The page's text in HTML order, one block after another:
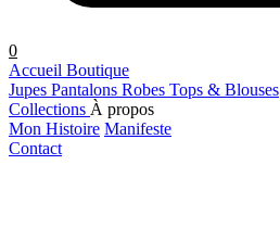
0
Accueil Boutique
Jupes Pantalons Robes Tops & Blouses
Collections À propos
Mon Histoire Manifeste
Contact